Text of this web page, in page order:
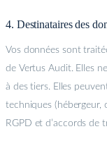
4. Destinataires des
Vos données sont
de Vertus Audit. Elles
à des tiers. Elles
techniques (hébergeur,
RGPD et d’accords de